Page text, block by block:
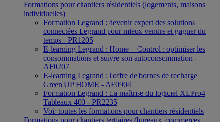
Formations pour chantiers résidentiels (logements, maisons
individuelles)
Formation Legrand : devenir expert des solutions
connectées Legrand pour mieux vendre et gagner du
temps - PR1205
E-learning Legrand : Home + Control : optimiser les
consommations et suivre son autoconsommation -
AF0207
E-learning Legrand : l'offre de bornes de recharge
Green'UP HOME - AF0904
Formation Legrand : La maîtrise du logiciel XLPro4
Tableaux 400 - PR2235
Voir toutes les formations pour chantiers résidentiels
Formations pour chantiers tertiaires (bureaux, commerces,